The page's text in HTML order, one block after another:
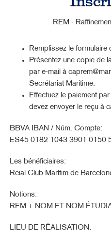
REM -
Remplissez le formulaire
Présentez une copie de
par e-mail à
Secrétariat Maritime.
Effectuez le paiement
devez envoyer le reçu à
BBVA IBAN / Núm. Compte:
ES45 0182 1043 3901 0150
Les bénéficiaires:
Reial Club Marítim de
Notions:
REM + NOM ET NOM
LIEU DE RÉALISATION: